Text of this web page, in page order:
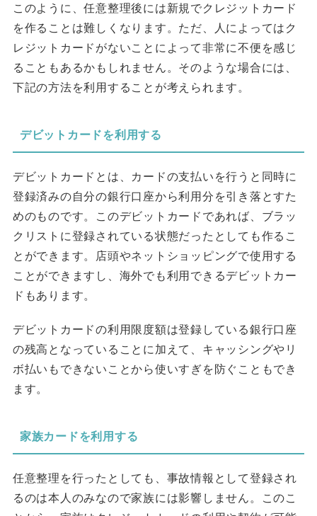
このように、任意整理後には新規でクレジットカード
を作ることは難しくなります。ただ、人によってはク
レジットカードがないことによって非常に不便を感じ
ることもあるかもしれません。そのような場合には、
下記の方法を利用することが考えられます。
デビットカードを利用する
デビットカードとは、カードの支払いを行うと同時に
登録済みの自分の銀行口座から利用分を引き落とすた
めのものです。このデビットカードであれば、ブラッ
クリストに登録されている状態だったとしても作るこ
とができます。店頭やネットショッピングで使用する
ことができますし、海外でも利用できるデビットカー
ドもあります。
デビットカードの利用限度額は登録している銀行口座
の残高となっていることに加えて、キャッシングやリ
ボ払いもできないことから使いすぎを防ぐこともでき
ます。
家族カードを利用する
任意整理を行ったとしても、事故情報として登録され
るのは本人のみなので家族には影響しません。このこ